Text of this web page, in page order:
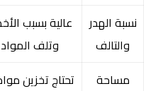
نسبة الهدر
والتالف
عالية بسبب
وتلف
مساحة
تحتاج تخزين